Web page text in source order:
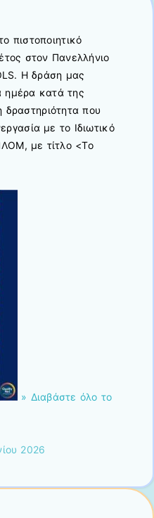
πιστοποιητικό
στον Πανελλήνιο
Η δράση μας
ημέρα κατά της
δραστηριότητα που
με το Ιδιωτικό
με τίτλο <Το
» Διαβάστε όλο το
2026